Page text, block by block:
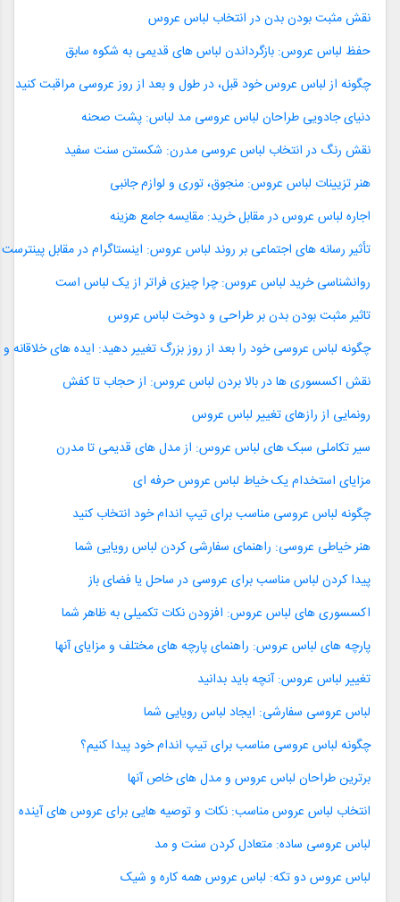
نقش مثبت بودن بدن در انتخاب لباس عروس
حفظ لباس عروس: بازگرداندن لباس های قدیمی به شکوه سابق
چگونه از لباس عروس خود قبل، در طول و بعد از روز عروسی مراقبت کنید
دنیای جادویی طراحان لباس عروسی مد لباس: پشت صحنه
نقش رنگ در انتخاب لباس عروسی مدرن: شکستن سنت سفید
هنر تزیینات لباس عروس: منجوق، توری و لوازم جانبی
اجاره لباس عروس در مقابل خرید: مقایسه جامع هزینه
تأثیر رسانه های اجتماعی بر روند لباس عروس: اینستاگرام در مقابل پینترست
روانشناسی خرید لباس عروس: چرا چیزی فراتر از یک لباس است
تاثیر مثبت بودن بدن بر طراحی و دوخت لباس عروس
چگونه لباس عروسی خود را بعد از روز بزرگ تغییر دهید: ایده های خلاقانه
نقش اکسسوری ها در بالا بردن لباس عروس: از حجاب تا کفش
رونمایی از رازهای تغییر لباس عروس
سیر تکاملی سبک های لباس عروس: از مدل های قدیمی تا مدرن
مزایای استخدام یک خیاط لباس عروس حرفه ای
چگونه لباس عروسی مناسب برای تیپ اندام خود انتخاب کنید
هنر خیاطی عروسی: راهنمای سفارشی کردن لباس رویایی شما
پیدا کردن لباس مناسب برای عروسی در ساحل یا فضای باز
اکسسوری های لباس عروس: افزودن نکات تکمیلی به ظاهر شما
پارچه های لباس عروس: راهنمای پارچه های مختلف و مزایای آنها
تغییر لباس عروس: آنچه باید بدانید
لباس عروسی سفارشی: ایجاد لباس رویایی شما
چگونه لباس عروسی مناسب برای تیپ اندام خود پیدا کنیم؟
برترین طراحان لباس عروس و مدل های خاص آنها
انتخاب لباس عروس مناسب: نکات و توصیه هایی برای عروس های آینده
لباس عروسی ساده: متعادل کردن سنت و مد
لباس عروس دو تکه: لباس عروس همه کاره و شیک